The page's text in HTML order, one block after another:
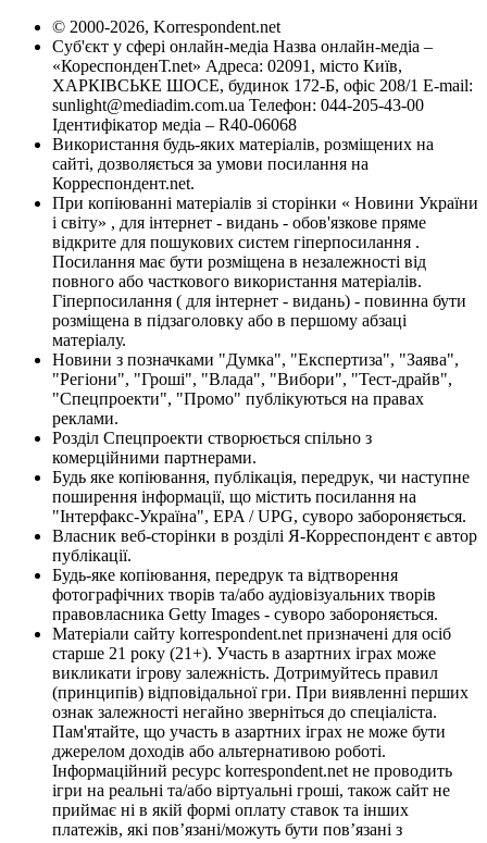
© 2000-2026, Korrespondent.net
Суб'єкт у сфері онлайн-медіа Назва онлайн-медіа –
«КореспонденТ.net» Адреса: 02091, місто Київ,
ХАРКІВСЬКЕ ШОСЕ, будинок 172-Б, офіс 208/1 E-mail:
sunlight@mediadim.com.ua Телефон: 044-205-43-00
Ідентифікатор медіа – R40-06068
Використання будь-яких матеріалів, розміщених на
сайті, дозволяється за умови посилання на
Корреспондент.net.
При копіюванні матеріалів зі сторінки « Новини України
і світу» , для інтернет - видань - обов'язкове пряме
відкрите для пошукових систем гіперпосилання .
Посилання має бути розміщена в незалежності від
повного або часткового використання матеріалів.
Гіперпосилання ( для інтернет - видань) - повинна бути
розміщена в підзаголовку або в першому абзаці
матеріалу.
Новини з позначками "Думка", "Експертиза", "Заява",
"Регіони", "Гроші", "Влада", "Вибори", "Тест-драйв",
"Спецпроекти", "Промо" публікуються на правах
реклами.
Розділ Спецпроекти створюється спільно з
комерційними партнерами.
Будь яке копіювання, публікація, передрук, чи наступне
поширення інформації, що містить посилання на
"Інтерфакс-Україна", EPA / UPG, суворо забороняється.
Власник веб-сторінки в розділі Я-Корреспондент є автор
публікації.
Будь-яке копіювання, передрук та відтворення
фотографічних творів та/або аудіовізуальних творів
правовласника Getty Images - суворо забороняється.
Матеріали сайту korrespondent.net призначені для осіб
старше 21 року (21+). Участь в азартних іграх може
викликати ігрову залежність. Дотримуйтесь правил
(принципів) відповідальної гри. При виявленні перших
ознак залежності негайно зверніться до спеціаліста.
Пам'ятайте, що участь в азартних іграх не може бути
джерелом доходів або альтернативою роботі.
Інформаційний ресурс korrespondent.net не проводить
ігри на реальні та/або віртуальні гроші, також сайт не
приймає ні в якій формі оплату ставок та інших
платежів, які пов’язані/можуть бути пов’язані з